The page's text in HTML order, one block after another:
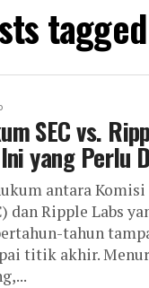
SEC vs.
yang Perlu
antara
dan Ripple Labs
tahun
titik akhir.